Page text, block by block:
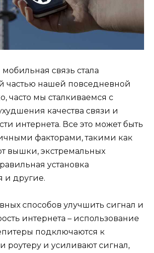
связь стала
частью нашей повседневной
часто мы сталкиваемся с
качества связи и
интернета. Все это может быть
факторами, такими как
вышки, экстремальных
установка
и другие.
способов улучшить сигнал и
интернета – использование
подключаются к
роутеру и усиливают сигнал,